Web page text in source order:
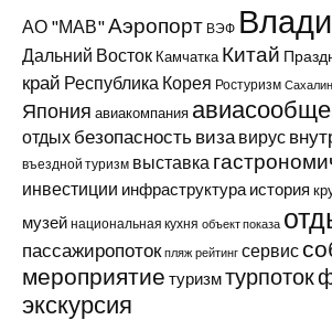
АО "МАВ"Аэропорт ВЭФ
Дальний Восток Камчатка Китай
край Республика Корея Ростуризм Сахалин
Япония авиакомпания
отдых безопасность виза вирус
въездной туризм выставка
инвестиции инфраструктура история
музей национальная кухня объект показа
пассажиропоток пляж рейтинг сервис
мероприятие туризмтурпоток
экскурсия